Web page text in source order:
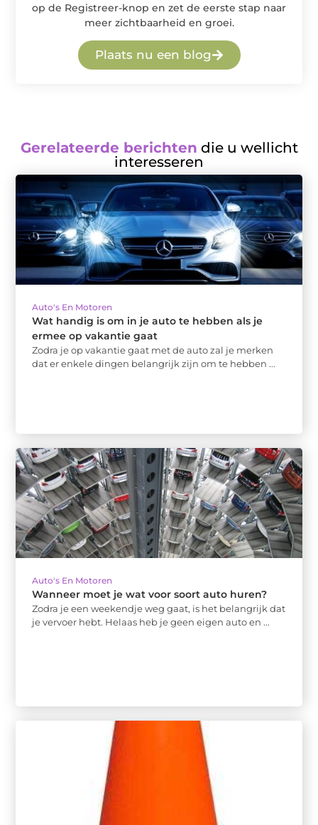
op de Registreer-knop en zet de eerste stap naar
meer zichtbaarheid en groei.
Plaats nu een blog
Gerelateerde berichten die u wellicht
interesseren
Auto's En Motoren
Wat handig is om in je auto te hebben als je
ermee op vakantie gaat
Zodra je op vakantie gaat met de auto zal je merken
dat er enkele dingen belangrijk zijn om te hebben ...
Auto's En Motoren
Wanneer moet je wat voor soort auto huren?
Zodra je een weekendje weg gaat, is het belangrijk dat
je vervoer hebt. Helaas heb je geen eigen auto en ...